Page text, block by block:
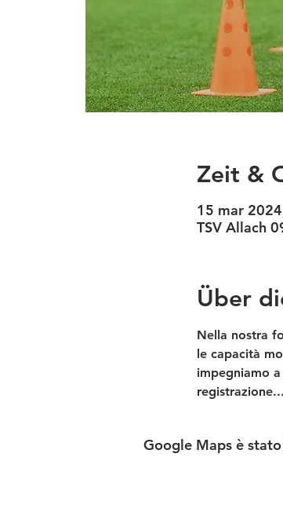
Zeit &
15 mar
TSV Allach
Über
Nella nostra
le capacità
impegniamo
registrazione...
Google Maps è